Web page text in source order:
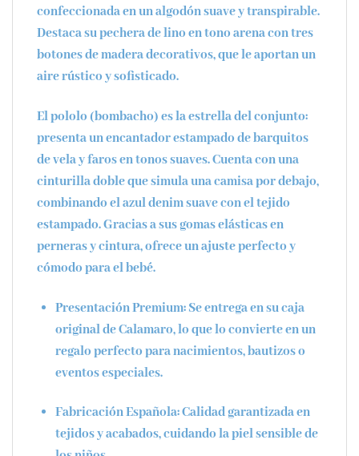
confeccionada en un algodón suave y transpirable.
Destaca supechera de linoen tono arena con tres
botones de madera decorativos, que le aportan un
aire rústico y sofisticado.
Elpololo (bombacho)es la estrella del conjunto:
presenta un encantador estampado de barquitos
de vela y faros en tonos suaves. Cuenta con una
cinturilla doble que simula una camisa por debajo,
combinando el azul denim suave con el tejido
estampado. Gracias a sus gomas elásticas en
perneras y cintura, ofrece un ajuste perfecto y
cómodo para el bebé.
Presentación Premium:Se entrega en sucaja
original de Calamaro, lo que lo convierte en un
regalo perfecto para nacimientos, bautizos o
eventos especiales.
Fabricación Española:Calidad garantizada en
tejidos y acabados, cuidando la piel sensible de